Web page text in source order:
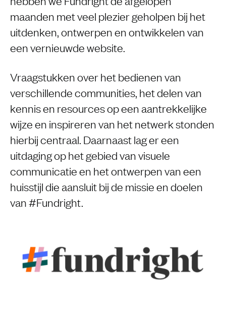
maanden met veel plezier geholpen bij het
uitdenken, ontwerpen en ontwikkelen van
een vernieuwde website.
Vraagstukken over het bedienen van
verschillende communities, het delen van
kennis en resources op een aantrekkelijke
wijze en inspireren van het netwerk stonden
hierbij centraal. Daarnaast lag er een
uitdaging op het gebied van visuele
communicatie en het ontwerpen van een
huisstijl die aansluit bij de missie en doelen
van #Fundright.